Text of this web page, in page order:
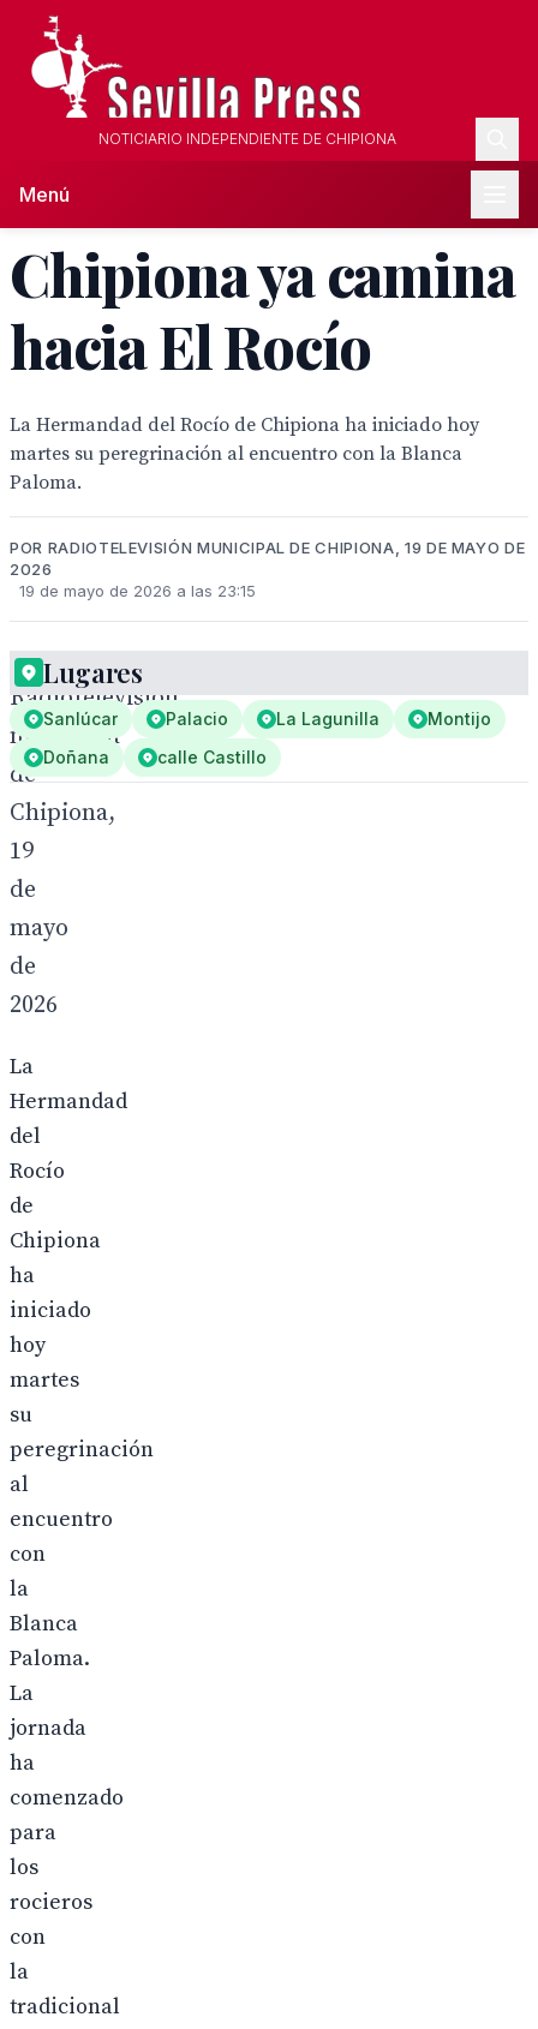
NOTICIARIO INDEPENDIENTE DE CHIPIONA
Menú
Chipiona ya camina
hacia El Rocío
La Hermandad del Rocío de Chipiona ha iniciado hoy
martes su peregrinación al encuentro con la Blanca
Paloma.
POR RADIOTELEVISIÓN MUNICIPAL DE CHIPIONA, 19 DE MAYO DE
2026
19 de mayo de 2026 a las 23:15
Radiotelevisión
municipal
de
Chipiona,
19
de
mayo
de
2026
La
Hermandad
del
Rocío
de
Chipiona
ha
iniciado
hoy
martes
su
peregrinación
al
encuentro
con
la
Blanca
Paloma.
La
jornada
ha
comenzado
para
los
rocieros
con
la
tradicional
Lugares
Sanlúcar Palacio La Lagunilla
Montijo
Doñana
calle Castillo